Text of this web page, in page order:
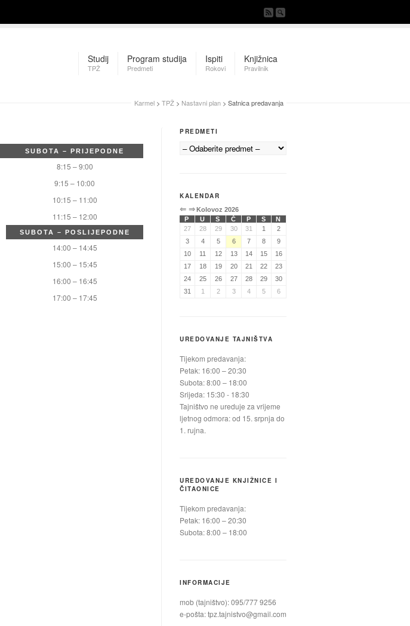
Studij
TPŽ
Program studija
Predmeti
Ispiti
Rokovi
Knjižnica
Pravilnik
Karmel > TPŽ > Nastavni plan > Satnica predavanja
SUBOTA – PRIJEPODNE
8:15 – 9:00
9:15 – 10:00
10:15 – 11:00
11:15 – 12:00
SUBOTA – POSLIJEPODNE
14:00 – 14:45
15:00 – 15:45
16:00 – 16:45
17:00 – 17:45
PREDMETI
KALENDAR
⇐ ⇒Kolovoz 2026
P
U S Č P S
N
27
28 29 30 31 1
2
3
4 5 6 7 8
9
10
11 12 13 14 15
16
17
18 19 20 21 22
23
24
25 26 27 28 29
30
31
1 2 3 4 5 6
UREDOVANJE TAJNIŠTVA
Tijekom predavanja:
Petak: 16:00 – 20:30
Subota: 8:00 – 18:00
Srijeda: 15:30 - 18:30
Tajništvo ne ureduje za vrijeme
ljetnog odmora: od 15. srpnja do
1. rujna.
UREDOVANJE KNJIŽNICE I
ČITAONICE
Tijekom predavanja:
Petak: 16:00 – 20:30
Subota: 8:00 – 18:00
INFORMACIJE
mob (tajništvo): 095/777 9256
e-pošta:tpz.tajnistvo@gmail.com